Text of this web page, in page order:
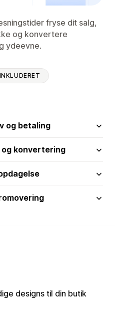
fryse dit salg,
og konvertere
ydeevne.
og betaling
konvertering
designs til din butik